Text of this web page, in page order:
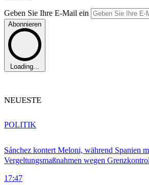
Geben Sie Ihre E-Mail ein
Abonnieren
Loading...
NEUESTE
Sánchez kontert Meloni, während Spanien
Vergeltungsmaßnahmen wegen
17:47
POLITIK